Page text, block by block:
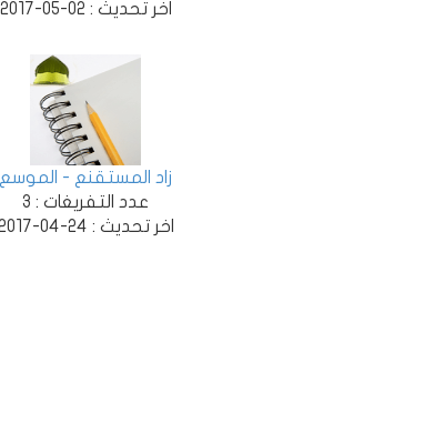
اخر تحديث : 02-05-2017
زاد المستقنع - الموسع
عدد التفريغات : 3
اخر تحديث : 24-04-2017